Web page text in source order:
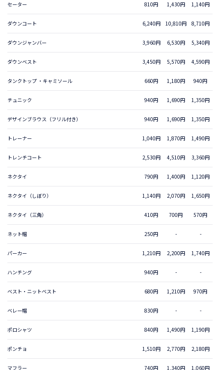
セーター 810円 1,430円 1,140円
ダウンコート 6,240円 10,810円 8,710円
ダウンジャンバー 3,960円 6,530円 5,340円
ダウンベスト 3,450円 5,570円 4,590円
タンクトップ ・キャミソール 660円 1,180円 940円
チュニック 940円 1,690円 1,350円
デザインブラウス（フリル付き） 940円 1,690円 1,350円
トレーナー 1,040円 1,870円 1,490円
トレンチコート 2,530円 4,510円 3,360円
ネクタイ 790円 1,400円 1,120円
ネクタイ（しぼり） 1,140円 2,070円 1,650円
ネクタイ（三角） 410円 700円 570円
ネット帽 250円 - -
パーカー 1,210円 2,200円 1,740円
ハンチング 940円 - -
ベスト・ニットベスト 680円 1,210円 970円
ベレー帽 830円 - -
ポロシャツ 840円 1,490円 1,190円
ポンチョ 1,510円 2,770円 2,180円
マフラー 740円 1,340円 1,060円